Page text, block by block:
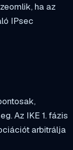
ha az
IPsec
Az IKE 1. fázis
arbitrálja